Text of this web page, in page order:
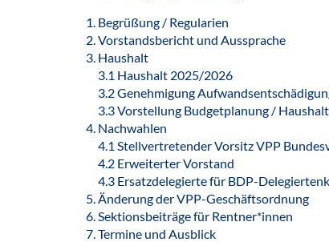
Begrüßung / Regularien
Vorstandsbericht und Aussprache
Haushalt
3.1 Haushalt 2025/2026
3.2 Genehmigung
3.3 Vorstellung Budgetplanung /
Nachwahlen
4.1 Stellvertretender Vorsitz VPP
4.2 Erweiterter Vorstand
4.3 Ersatzdelegierte für BDP-
Änderung der VPP-Geschäftsordnung
Sektionsbeiträge für Rentner*innen
Termine und Ausblick